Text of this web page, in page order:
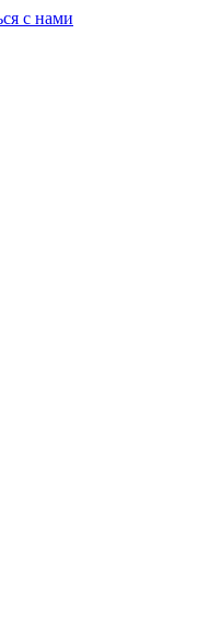
с нами